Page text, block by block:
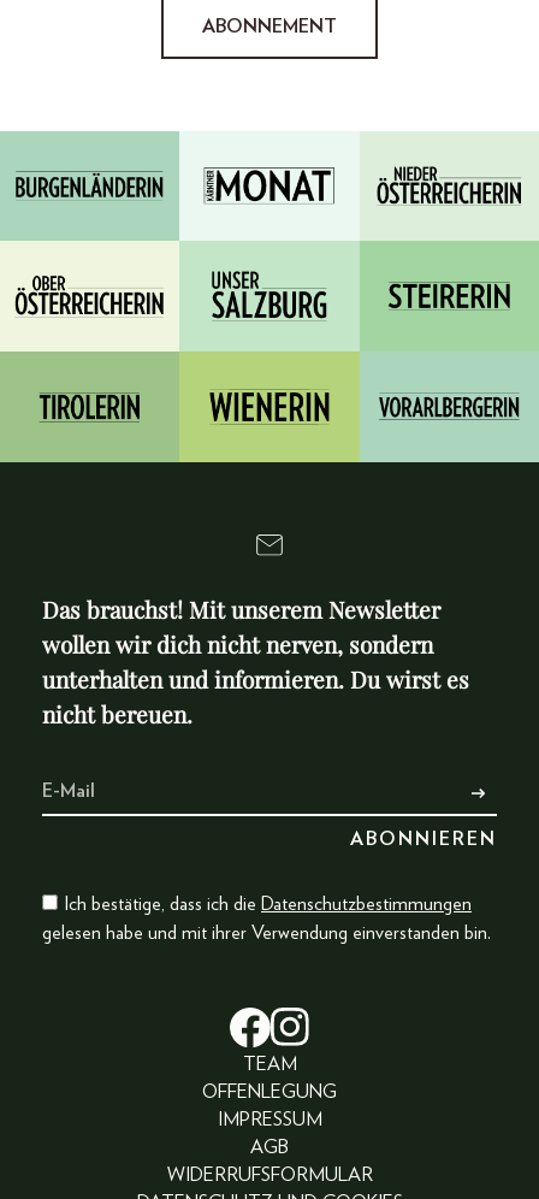
ABONNEMENT
Das brauchst! Mit unserem Newsletter
wollen wir dich nicht nerven, sondern
unterhalten und informieren. Du wirst es
nicht bereuen.
Ich bestätige, dass ich die Datenschutzbestimmungen
gelesen habe und mit ihrer Verwendung einverstanden bin.
TEAM
OFFENLEGUNG
IMPRESSUM
AGB
WIDERRUFSFORMULAR